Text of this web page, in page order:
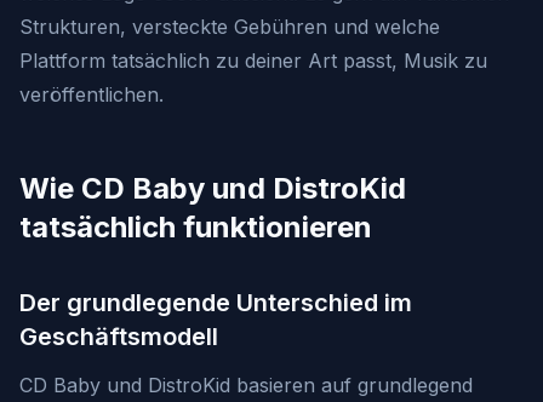
Strukturen, versteckte Gebühren und welche
Plattform tatsächlich zu deiner Art passt, Musik zu
veröffentlichen.
Wie CD Baby und DistroKid
tatsächlich funktionieren
Der grundlegende Unterschied im
Geschäftsmodell
CD Baby und DistroKid basieren auf grundlegend